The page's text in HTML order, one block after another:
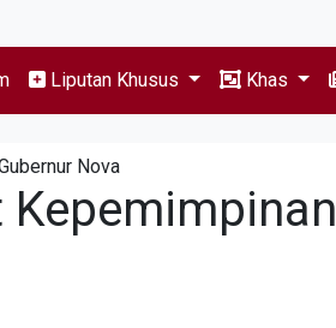
Liputan Khusus Khas
Nova
Kepemimpinan